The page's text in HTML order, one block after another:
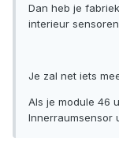
Dan heb je
interieur
Je zal net iets
Als je module 46
Innerraumsensor